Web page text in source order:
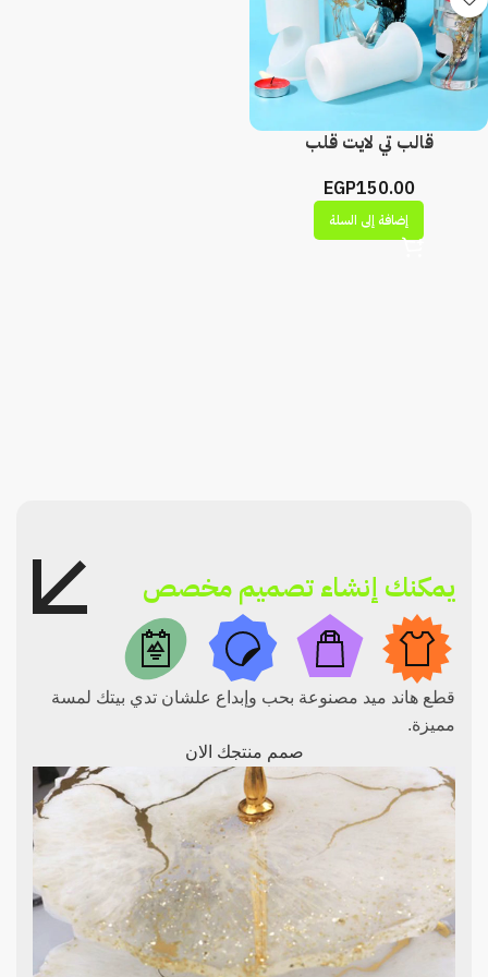
قالب تي لايت قلب
EGP150.00
إضافة إلى السلة
يمكنك إنشاء تصميم مخصص
قطع هاند ميد مصنوعة بحب وإبداع علشان تدي بيتك لمسة
مميزة.
صمم منتجك الان